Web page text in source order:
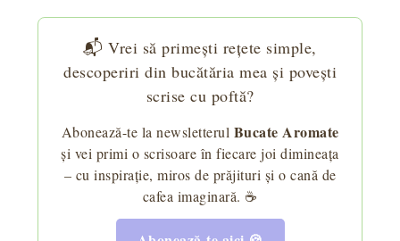
📬 Vrei să primești rețete simple,
descoperiri din bucătăria mea și povești
scrise cu poftă?
Abonează-te la newsletterul Bucate Aromate
și vei primi o scrisoare în fiecare joi dimineața
– cu inspirație, miros de prăjituri și o cană de
cafea imaginară. ☕